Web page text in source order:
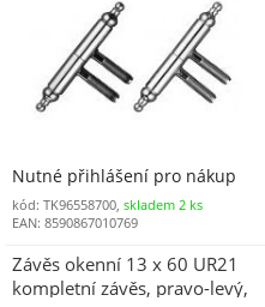
Nutné přihlášení pro nákup
kód: TK96558700, skladem 2 ks
EAN: 8590867010769
Závěs okenní 13 x 60 UR21
kompletní závěs, pravo-levý,